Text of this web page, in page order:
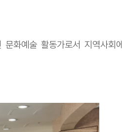
화예술 활동가로서 지역사회에